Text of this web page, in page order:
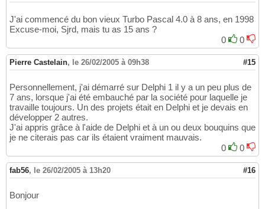
J'ai commencé du bon vieux Turbo Pascal 4.0 à 8 ans, en 1998
Excuse-moi, Sjrd, mais tu as 15 ans ?
0
0
Pierre Castelain, le 26/02/2005 à 09h38 #15
Personnellement, j'ai démarré sur Delphi 1 il y a un peu plus de
7 ans, lorsque j'ai été embauché par la société pour laquelle je
travaille toujours. Un des projets était en Delphi et je devais en
développer 2 autres.
J'ai appris grâce à l'aide de Delphi et à un ou deux bouquins que
je ne citerais pas car ils étaient vraiment mauvais.
0
0
fab56, le 26/02/2005 à 13h20 #16
Bonjour